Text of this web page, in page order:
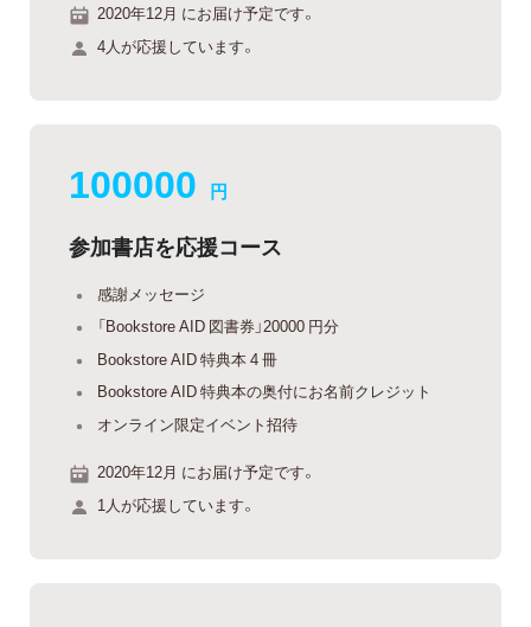
2020年12月 にお届け予定です。
4人が応援しています。
100000 円
参加書店を応援コース
感謝メッセージ
「Bookstore AID 図書券」20000 円分
Bookstore AID 特典本 4 冊
Bookstore AID 特典本の奥付にお名前クレジット
オンライン限定イベント招待
2020年12月 にお届け予定です。
1人が応援しています。